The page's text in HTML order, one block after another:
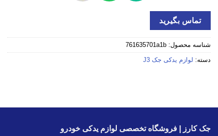
تماس بگیرید
شناسه محصول: 761635701a1b
دسته: لوازم یدکی جک J3
جک کارز | فروشگاه تخصصی لوازم یدکی خودرو